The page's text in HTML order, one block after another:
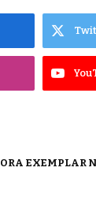
EXEMPLAR